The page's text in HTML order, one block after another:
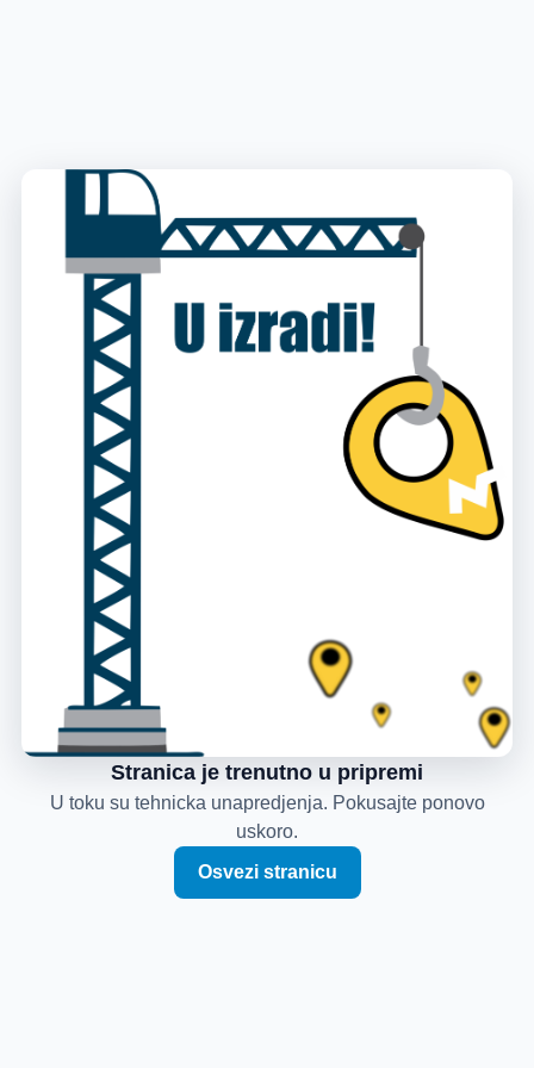
Stranica je trenutno u pripremi
U toku su tehnicka unapredjenja. Pokusajte ponovo
uskoro.
Osvezi stranicu